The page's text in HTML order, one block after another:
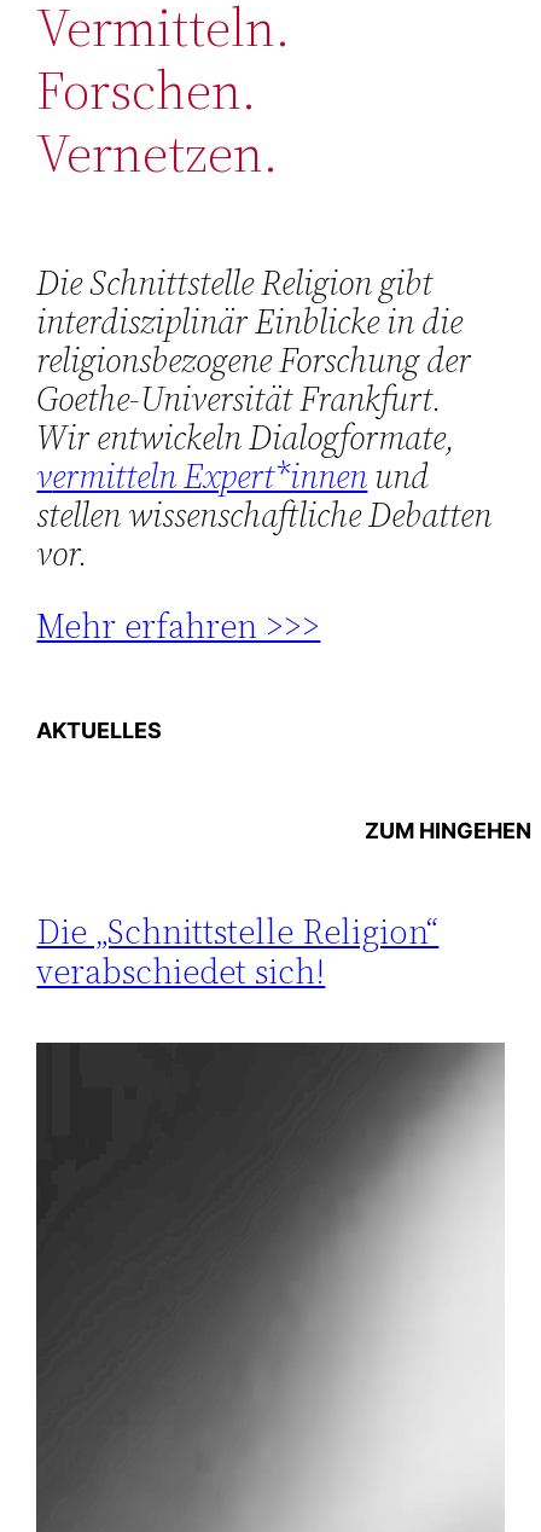
Vermitteln.
Forschen.
Vernetzen.
Die Schnittstelle Religion gibt
interdisziplinär Einblicke in die
religionsbezogene Forschung der
Goethe-Universität Frankfurt.
Wir entwickeln Dialogformate,
vermitteln Expert*innenund
stellen wissenschaftliche Debatten
vor.
Mehr erfahren >>>
AKTUELLES
ZUM HINGEHEN
Die „Schnittstelle Religion“
verabschiedet sich!